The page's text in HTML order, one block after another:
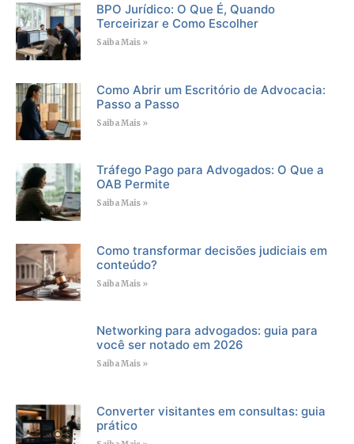
BPO Jurídico: O Que É, Quando
Terceirizar e Como Escolher
Saiba Mais »
Como Abrir um Escritório de Advocacia:
Passo a Passo
Saiba Mais »
Tráfego Pago para Advogados: O Que a
OAB Permite
Saiba Mais »
Como transformar decisões judiciais em
conteúdo?
Saiba Mais »
Networking para advogados: guia para
você ser notado em 2026
Saiba Mais »
Converter visitantes em consultas: guia
prático